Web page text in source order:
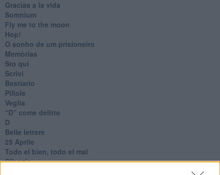
Gracias a la vida
Somnium
Fly me to the moon
Hop!
O sonho de um prisioneiro
Memòrias
Sto qui
Scrivi
Bestiario
Pillole
Veglia
​“D” come delitto
D
Belle lettere
25 Aprile
Todo el bien, todo el mal
Silenzio